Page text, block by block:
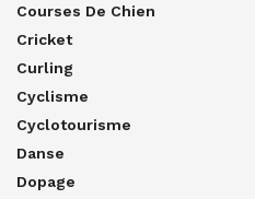
Courses De Chien
Cricket
Curling
Cyclisme
Cyclotourisme
Danse
Dopage